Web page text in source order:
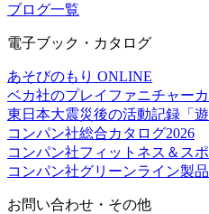
ブログ一覧
電子ブック・カタログ
あそびのもり ONLINE
ベカ社のプレイファニチャー
東日本大震災後の活動記録「
コンパン社総合カタログ2026
コンパン社フィットネス＆ス
コンパン社グリーンライン製
お問い合わせ・その他